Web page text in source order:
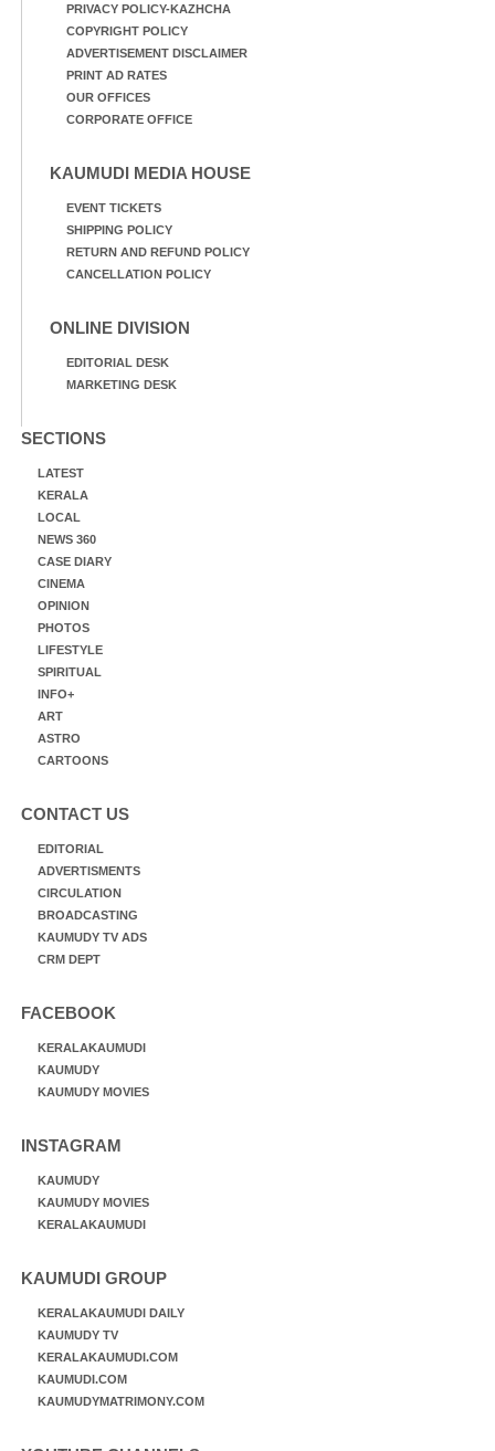
PRIVACY POLICY-KAZHCHA
COPYRIGHT POLICY
ADVERTISEMENT DISCLAIMER
PRINT AD RATES
OUR OFFICES
CORPORATE OFFICE
KAUMUDI MEDIA HOUSE
EVENT TICKETS
SHIPPING POLICY
RETURN AND REFUND POLICY
CANCELLATION POLICY
ONLINE DIVISION
EDITORIAL DESK
MARKETING DESK
SECTIONS
LATEST
KERALA
LOCAL
NEWS 360
CASE DIARY
CINEMA
OPINION
PHOTOS
LIFESTYLE
SPIRITUAL
INFO+
ART
ASTRO
CARTOONS
CONTACT US
EDITORIAL
ADVERTISMENTS
CIRCULATION
BROADCASTING
KAUMUDY TV ADS
CRM DEPT
FACEBOOK
KERALAKAUMUDI
KAUMUDY
KAUMUDY MOVIES
INSTAGRAM
KAUMUDY
KAUMUDY MOVIES
KERALAKAUMUDI
KAUMUDI GROUP
KERALAKAUMUDI DAILY
KAUMUDY TV
KERALAKAUMUDI.COM
KAUMUDI.COM
KAUMUDYMATRIMONY.COM